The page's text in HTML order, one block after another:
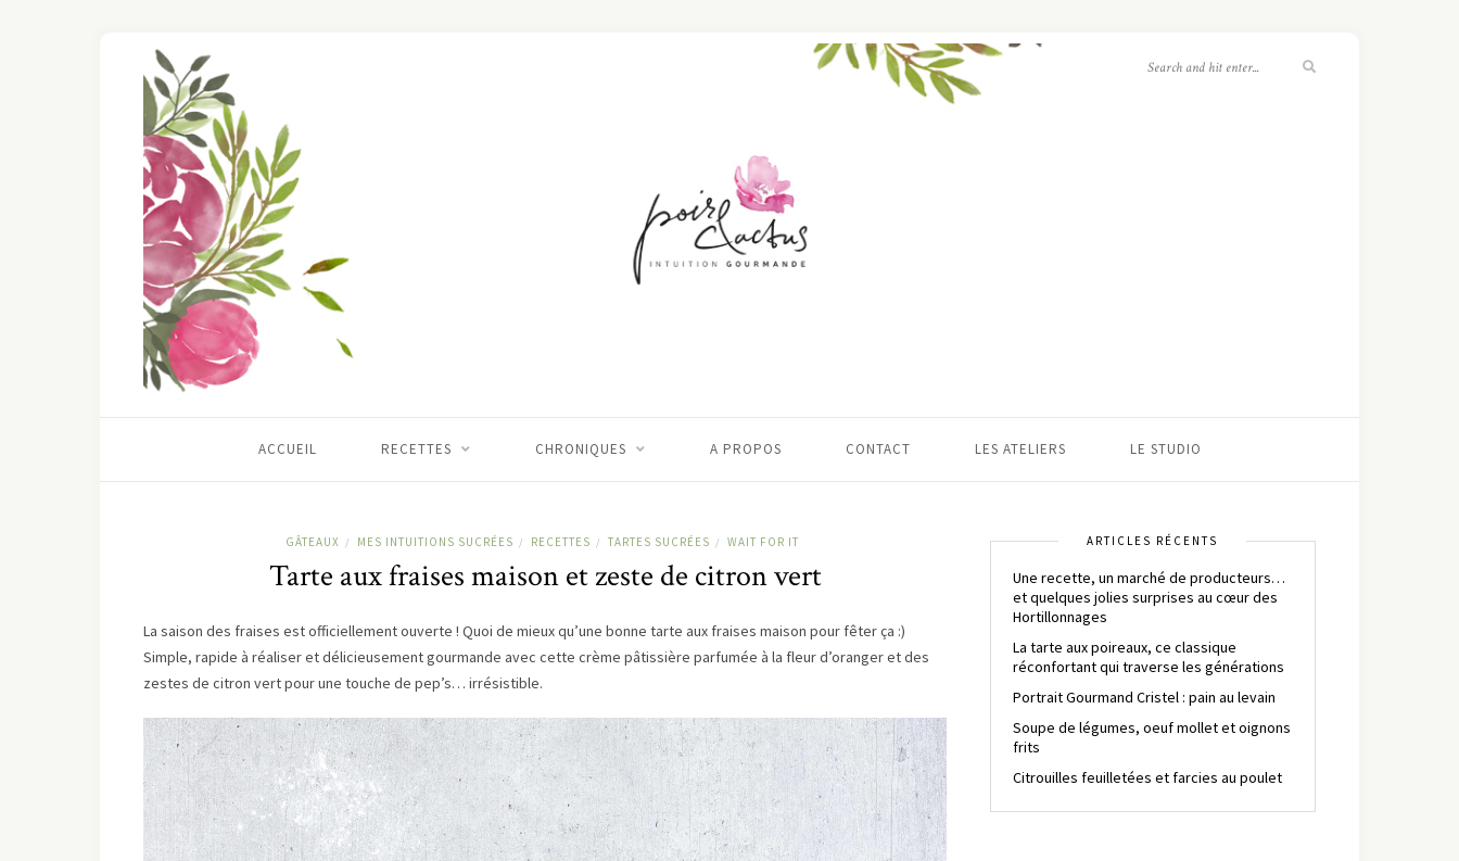
ACCUEIL RECETTES CHRONIQUES A PROPOS CONTACT LES ATELIERS LE STUDIO
GÂTEAUX / MES INTUITIONS SUCRÉES / RECETTES / TARTES SUCRÉES / WAIT FOR IT
Tarte aux fraises maison et zeste de citron vert
La saison des fraises est officiellement ouverte ! Quoi de mieux qu’une bonne tarte aux fraises maison pour fêter ça :)
Simple, rapide à réaliser et délicieusement gourmande avec cette crème pâtissière parfumée à la fleur d’oranger et des
zestes de citron vert pour une touche de pep’s… irrésistible.
ARTICLES RÉCENTS
Une recette, un marché de producteurs…
et quelques jolies surprises au cœur des
Hortillonnages
La tarte aux poireaux, ce classique
réconfortant qui traverse les générations
Portrait Gourmand Cristel : pain au levain
Soupe de légumes, oeuf mollet et oignons
frits
Citrouilles feuilletées et farcies au poulet